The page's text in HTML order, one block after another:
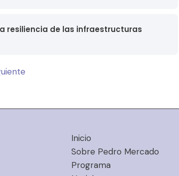
resiliencia de las infraestructuras
Inicio
Sobre Pedro Mercado
Programa